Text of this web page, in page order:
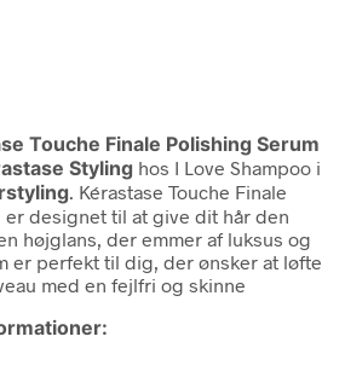
Touche Finale Polishing Serum
Styling hos I Love Shampoo i
. Kérastase Touche Finale
er designet til at give dit hår den
højglans, der emmer af luksus og
er perfekt til dig, der ønsker at løfte
med en fejlfri og skinne